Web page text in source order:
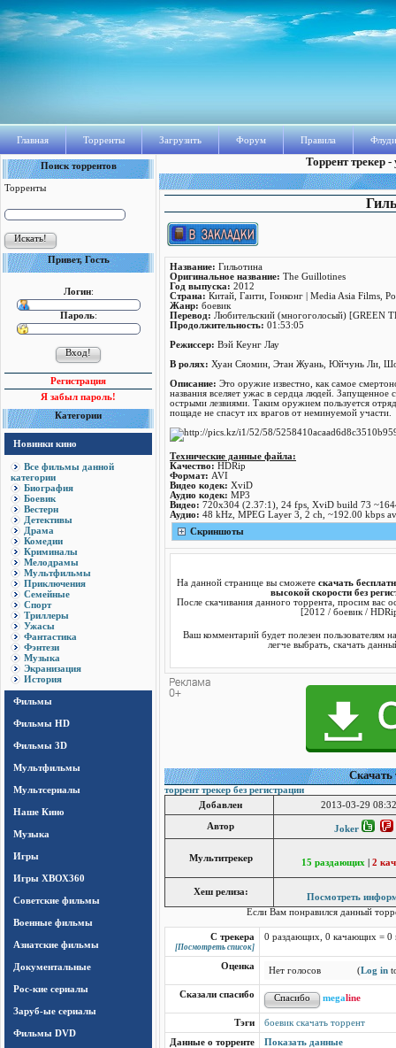
Главная Торренты Загрузить Форум Правила
Поиск торрентов
Торренты
Привет, Гость
Логин:
Пароль:
Регистрация
Я забыл пароль!
Категории
Новинки кино
Все фильмы данной
категории
Биография
Боевик
Вестерн
Детективы
Драма
Комедии
Криминалы
Мелодрамы
Мультфильмы
Приключения
Семейные
Спорт
Триллеры
Ужасы
Фантастика
Фэнтези
Музыка
Экранизация
История
Фильмы
Фильмы HD
Фильмы 3D
Мультфильмы
Мультсериалы
Наше Кино
Музыка
Игры
Игры ХВОХ360
Cоветские фильмы
Военные фильмы
Азиатские фильмы
Документальные
Рос-кие сериалы
Заруб-ые сериалы
Фильмы DVD
Торрент трекер
Название: Гильотинa
Оригинальное название: The Guillotines
Год выпуска: 2012
Страна: Китай, Гаити, Гонконг | Media Asia Films,
Жанр: боевик
Перевод: Любительский (многоголосый) [GREEN
Продолжительность: 01:53:05
Режисcер: Вэй Кеунг Лау
В ролях: Хуан Сяомин, Этан Жуань, Юйчунь Ли,
Описание: Это оружие известно, как самое
названия вселяет ужас в сердца людей. Запущенное
острыми лезвиями. Таким оружием пользуется
пощаде не спасут их врагов от неминуемой участи.
Технические данные файла:
Качество: HDRip
Формат: AVI
Видео кодек: XviD
Аудио кодек: MP3
Видео: 720x304 (2.37:1), 24 fps, XviD build 73
Аудио: 48 kHz, MPEG Layer 3, 2 ch, ~192.00 kbps
Скриншоты
На данной странице вы сможете скачать
высокой скорости без
После скачивания данного торрента, просим вас
[2012 / боевик /
Ваш комментарий будет полезен пользователям
легче выбрать, скачать
торрент трекер без регистрации
Добавлен
2013-03-29
Автор Joker
Мультитрекер 15 раздающих 2
Хеш релиза:
Посмотреть
Если Вам понравился данный
С трекера
[Посмотреть список]
0 раздающих, 0 качающих = 0
Оценка Нет голосов (Log in
Сказали спасибо megaline
Тэги
боевик скачать торрент
Данные о торренте
Показать данные